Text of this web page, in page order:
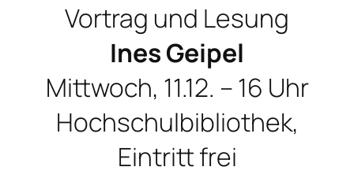
Vortrag und Lesung
Ines Geipel
Mittwoch, 11.12. – 16 Uhr
Hochschulbibliothek,
Eintritt frei